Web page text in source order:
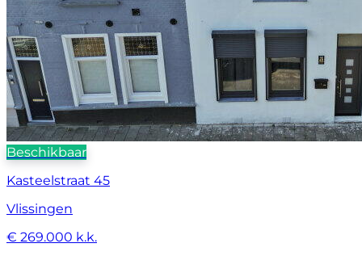
Beschikbaar
Kasteelstraat 45
Vlissingen
€ 269.000 k.k.